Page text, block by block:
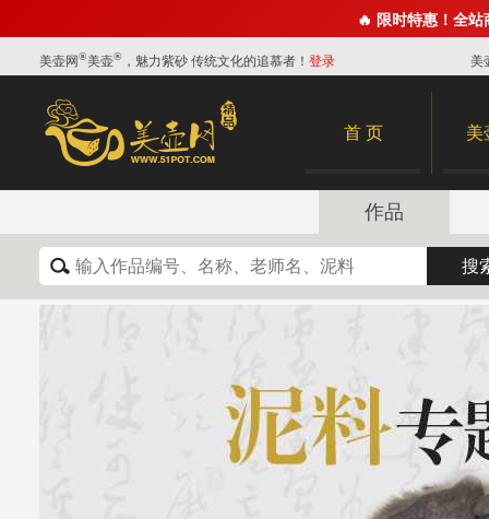
🔥 限时特惠！全
美壶网®美壶® ，魅力紫砂 传统文化的追慕者！ 登录 美
首 页 美
作品